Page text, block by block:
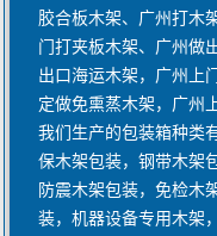
胶合板木架、广州打木
门打夹板木架、广州做
出口海运木架，广州上
定做免熏蒸木架，广州
我们生产的包装箱种类
保木架包装，钢带木架
防震木架包装，免检木
装，机器设备专用木架